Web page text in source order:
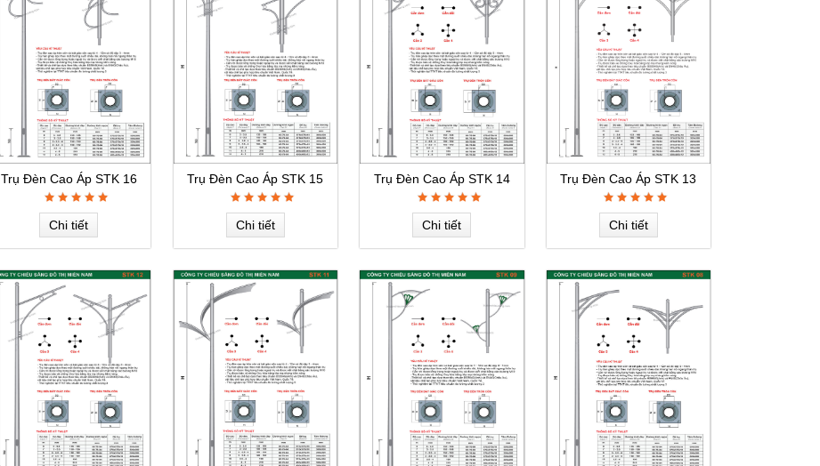
Trụ Đèn Cao Áp STK 16
Chi tiết
Trụ Đèn Cao Áp STK 15
Chi tiết
Trụ Đèn Cao Áp STK 14
Chi tiết
Trụ Đèn Cao Áp STK 13
Chi tiết